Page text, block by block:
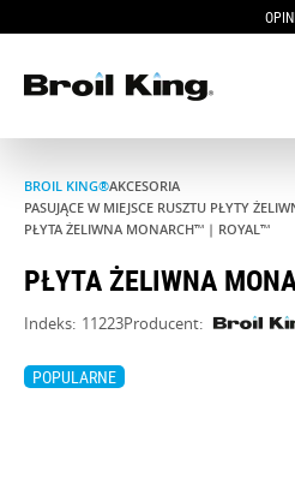
Grille
KUCHNIE
Akcesoria do grillowania
Blog
BROIL KING®AKCESORIA
PASUJĄCE W MIEJSCE RUSZTU PŁYTY
PŁYTA ŻELIWNA MONARCH™ | ROYAL™
PŁYTA ŻELIWNA
Indeks: 11223Producent:
POPULARNE